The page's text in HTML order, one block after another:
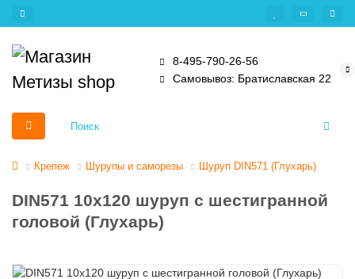
8-495-790-26-56
Самовывоз: Братиславская 22
Крепеж Шурупы и саморезы Шуруп DIN571 (Глухарь)
DIN571 10х120 шуруп с шестигранной
головой (Глухарь)